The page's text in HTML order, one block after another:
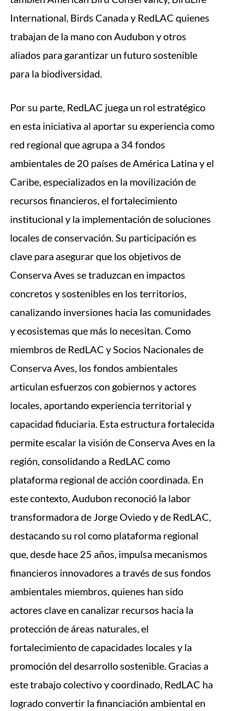
International, Birds Canada y RedLAC quienes
trabajan de la mano con Audubon y otros
aliados para garantizar un futuro sostenible
para la biodiversidad.
Por su parte, RedLAC juega un rol estratégico
en esta iniciativa al aportar su experiencia como
red regional que agrupa a 34 fondos
ambientales de 20 países de América Latina y el
Caribe, especializados en la movilización de
recursos financieros, el fortalecimiento
institucional y la implementación de soluciones
locales de conservación. Su participación es
clave para asegurar que los objetivos de
Conserva Aves se traduzcan en impactos
concretos y sostenibles en los territorios,
canalizando inversiones hacia las comunidades
y ecosistemas que más lo necesitan. Como
miembros de RedLAC y Socios Nacionales de
Conserva Aves, los fondos ambientales
articulan esfuerzos con gobiernos y actores
locales, aportando experiencia territorial y
capacidad fiduciaria. Esta estructura fortalecida
permite escalar la visión de Conserva Aves en la
región, consolidando a RedLAC como
plataforma regional de acción coordinada. En
este contexto, Audubon reconoció la labor
transformadora de Jorge Oviedo y de RedLAC,
destacando su rol como plataforma regional
que, desde hace 25 años, impulsa mecanismos
financieros innovadores a través de sus fondos
ambientales miembros, quienes han sido
actores clave en canalizar recursos hacia la
protección de áreas naturales, el
fortalecimiento de capacidades locales y la
promoción del desarrollo sostenible. Gracias a
este trabajo colectivo y coordinado, RedLAC ha
logrado convertir la financiación ambiental en